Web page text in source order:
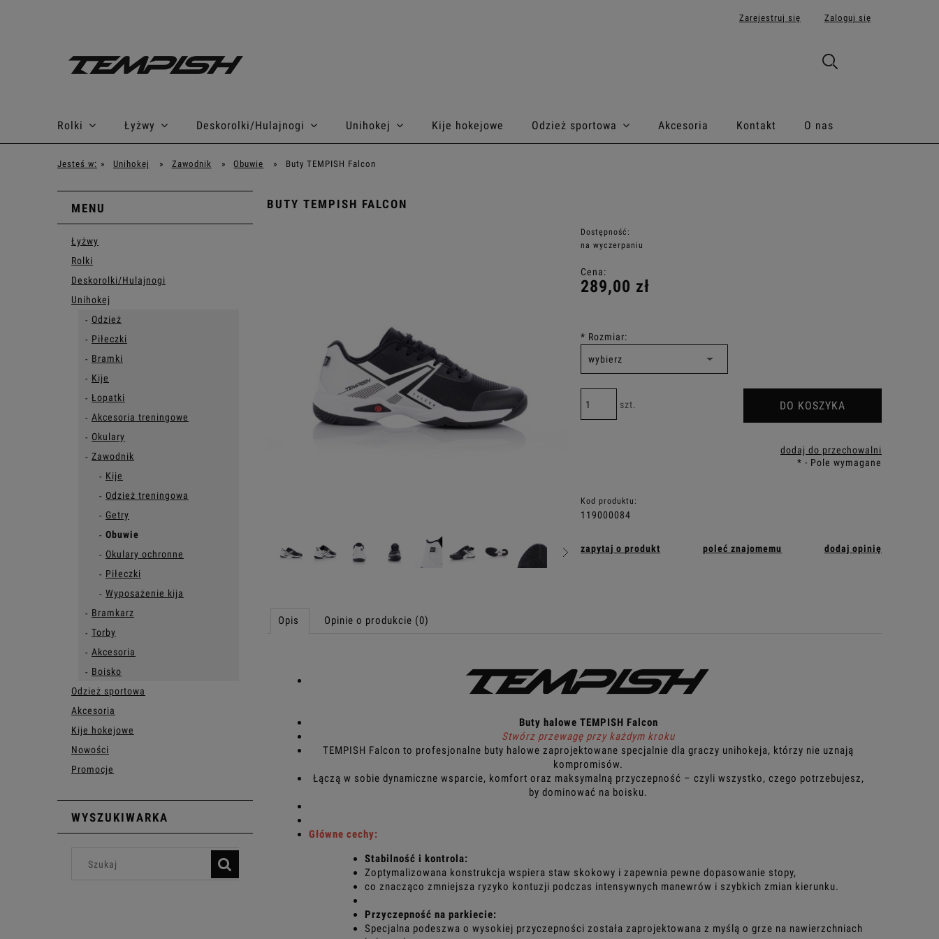
Zarejestruj się Zaloguj się
Rolki Łyżwy Deskorolki/Hulajnogi Unihokej Kije hokejowe Odzież sportowa Akcesoria Kontakt O nas
Jesteś w: » Unihokej » Zawodnik » Obuwie » Buty TEMPISH Falcon
MENU
Łyżwy
Rolki
Deskorolki/Hulajnogi
Unihokej
Odzież
Piłeczki
Bramki
Kije
Łopatki
Akcesoria treningowe
Okulary
Zawodnik
Kije
Odzież treningowa
Getry
Obuwie
Okulary ochronne
Piłeczki
Wyposażenie kija
Bramkarz
Torby
Akcesoria
Boisko
Odzież sportowa
Akcesoria
Kije hokejowe
Nowości
Promocje
WYSZUKIWARKA
BUTY TEMPISH FALCON
Dostępność:
na wyczerpaniu
Cena:
289,00 zł
* Rozmiar:
szt. DO KOSZYKA
dodaj do przechowalni
* - Pole wymagane
Kod produktu:
119000084
zapytaj o produkt poleć znajomemu dodaj opinię
Opis Opinie o produkcie (0)
Buty halowe TEMPISH Falcon
Stwórz przewagę przy każdym kroku
TEMPISH Falcon to profesjonalne buty halowe zaprojektowane specjalnie dla graczy unihokeja, którzy nie uznają
kompromisów.
Łączą w sobie dynamiczne wsparcie, komfort oraz maksymalną przyczepność – czyli wszystko, czego potrzebujesz,
by dominować na boisku.
Główne cechy:
Stabilność i kontrola:
Zoptymalizowana konstrukcja wspiera staw skokowy i zapewnia pewne dopasowanie stopy,
co znacząco zmniejsza ryzyko kontuzji podczas intensywnych manewrów i szybkich zmian kierunku.
Przyczepność na parkiecie:
Specjalna podeszwa o wysokiej przyczepności została zaprojektowana z myślą o grze na nawierzchniach